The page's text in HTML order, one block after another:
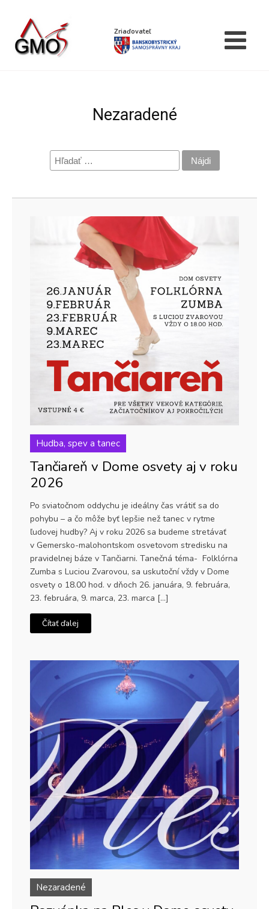
Zriaďovateľ
Nezaradené
Hľadať:
Hudba, spev a tanec
Tančiareň v Dome osvety aj v roku
2026
Po sviatočnom oddychu je ideálny čas vrátiť sa do
pohybu – a čo môže byť lepšie než tanec v rytme
ľudovej hudby? Aj v roku 2026 sa budeme stretávať
v Gemersko-malohontskom osvetovom stredisku na
pravidelnej báze v Tančiarni. Tanečná téma- Folklórna
Zumba s Luciou Zvarovou, sa uskutoční vždy v Dome
osvety o 18.00 hod. v dňoch 26. januára, 9. februára,
23. februára, 9. marca, 23. marca […]
Čítať ďalej
Nezaradené